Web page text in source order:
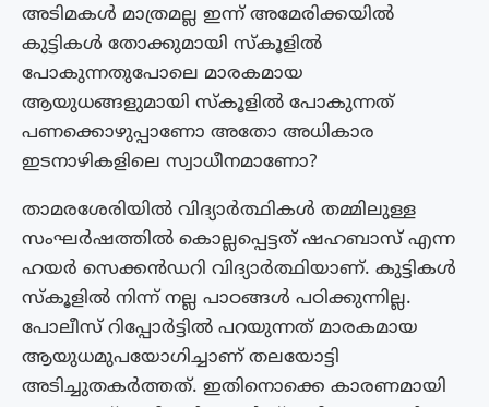
അടിമകൾ മാത്രമല്ല ഇന്ന് അമേരിക്കയിൽ
കുട്ടികൾ തോക്കുമായി സ്‌കൂളിൽ
പോകുന്നതുപോലെ മാരകമായ
ആയുധങ്ങളുമായി സ്‌കൂളിൽ പോകുന്നത്
പണക്കൊഴുപ്പാണോ അതോ അധികാര
ഇടനാഴികളിലെ സ്വാധീനമാണോ?
താമരശേരിയിൽ വിദ്യാർത്ഥികൾ തമ്മിലുള്ള
സംഘർഷത്തിൽ കൊല്ലപ്പെട്ടത് ഷഹബാസ് എന്ന
ഹയർ സെക്കൻഡറി വിദ്യാർത്ഥിയാണ്. കുട്ടികൾ
സ്‌കൂളിൽ നിന്ന് നല്ല പാഠങ്ങൾ പഠിക്കുന്നില്ല.
പോലീസ് റിപ്പോർട്ടിൽ പറയുന്നത് മാരകമായ
ആയുധമുപയോഗിച്ചാണ് തലയോട്ടി
അടിച്ചുതകർത്തത്. ഇതിനൊക്കെ കാരണമായി